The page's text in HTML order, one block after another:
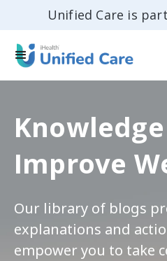
Unified Care is
Improve
Our library of blogs
explanations and
empower you to take